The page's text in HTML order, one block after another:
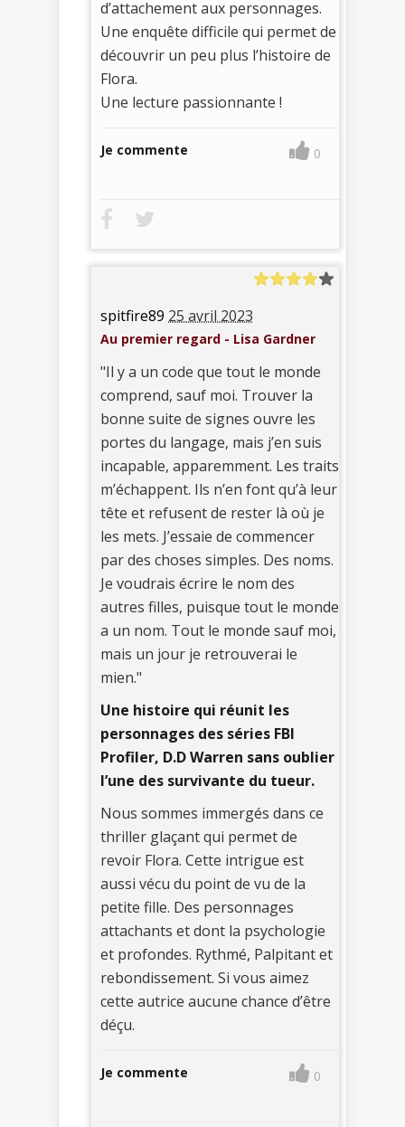
d’attachement aux personnages.
Une enquête difficile qui permet de
découvrir un peu plus l’histoire de
Flora.
Une lecture passionnante !
Je commente 0
spitfire89 25 avril 2023
Au premier regard - Lisa Gardner
"Il y a un code que tout le monde
comprend, sauf moi. Trouver la
bonne suite de signes ouvre les
portes du langage, mais j’en suis
incapable, apparemment. Les traits
m’échappent. Ils n’en font qu’à leur
tête et refusent de rester là où je
les mets. J’essaie de commencer
par des choses simples. Des noms.
Je voudrais écrire le nom des
autres filles, puisque tout le monde
a un nom. Tout le monde sauf moi,
mais un jour je retrouverai le
mien."
Une histoire qui réunit les
personnages des séries FBI
Profiler, D.D Warren sans oublier
l’une des survivante du tueur.
Nous sommes immergés dans ce
thriller glaçant qui permet de
revoir Flora. Cette intrigue est
aussi vécu du point de vu de la
petite fille. Des personnages
attachants et dont la psychologie
et profondes. Rythmé, Palpitant et
rebondissement. Si vous aimez
cette autrice aucune chance d’être
déçu.
Je commente 0